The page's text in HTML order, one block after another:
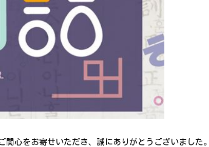
心をお寄せいただき、誠にありがとうございました。